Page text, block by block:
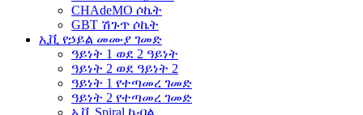
CHAdeMO ሶኬት
GBT ሽጉጥ ሶኬት
ኢቪ የኃይል መሙያ ገመድ
ዓይነት 1 ወደ 2 ዓይነት
ዓይነት 2 ወደ ዓይነት 2
ዓይነት 1 የተጣመረ ገመድ
ዓይነት 2 የተጣመረ ገመድ
ኢቪ Spiral ኬብል